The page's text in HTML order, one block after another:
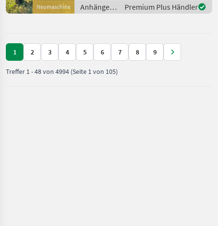
Neumaschine
Bremse E8041 25 km/h Ausf
Anhänger /
Brantner
Premium Plus Händler
1 2 3 4 5 6 7 8 9
Treffer 1-48von 4994 (Seite 1 von 105)